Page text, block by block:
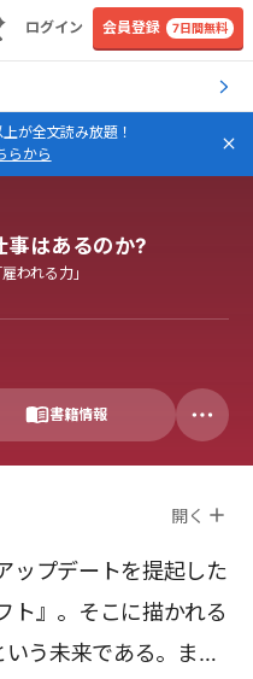
ログイン 会員登録 7日間無料
が全文読み放題！
らから
事はあるのか?
われる力」
書籍情報
開く
ップデートを提起した
ト』。そこに描かれる
う未来である。ま